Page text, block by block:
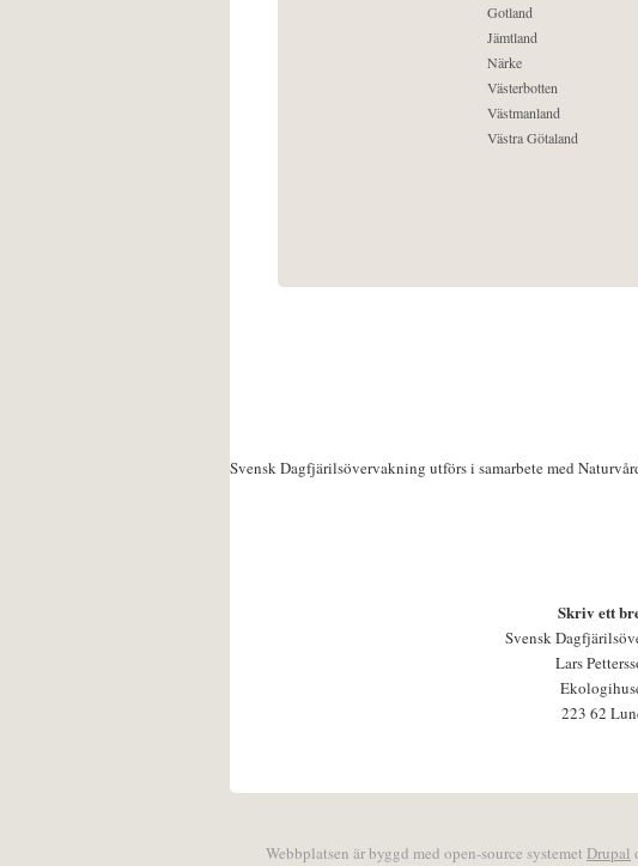
Gotland
Jämtland
Närke
Västerbotten
Västmanland
Västra Götaland
Svensk Dagfjärilsövervakning utförs i samarbete med
Skriv ett
Svensk
Lars
223 62
Webbplatsen är byggd med open-source systemet Drupal